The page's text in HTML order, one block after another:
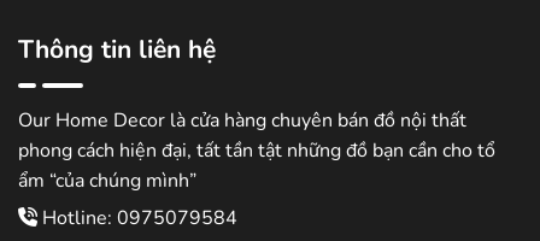
Thông tin liên hệ
Our Home Decor là cửa hàng chuyên bán đồ nội thất
phong cách hiện đại, tất tần tật những đồ bạn cần cho tổ
ẩm “của chúng mình”
Hotline: 0975079584